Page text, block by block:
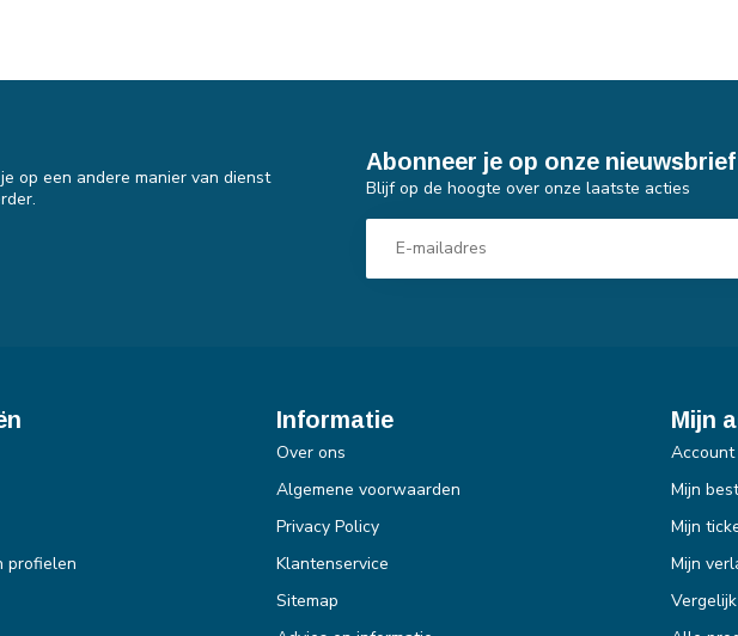
op een andere manier van dienst
Abonneer je op onze nieuwsbrief
Blijf op de hoogte over onze laatste acties
profielen
Informatie
Over ons
Algemene voorwaarden
Privacy Policy
Klantenservice
Sitemap
Mijn
Mijn
Mijn
Mijn
Vergelijk